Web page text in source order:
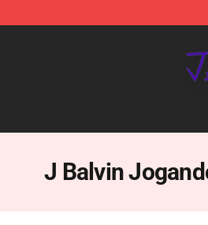
J Balvin Store - Official J
J Balvin